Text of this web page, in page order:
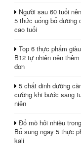
Người sau 60 tuổi
5 thức uống bổ dưỡng
cao tuổi
Top 6 thực phẩm
B12 tự nhiên nên
đơn
5 chất dinh dưỡng
cường khi bước sang
niên
Đổ mồ hôi nhiều
Bổ sung ngay 5 thực
kali